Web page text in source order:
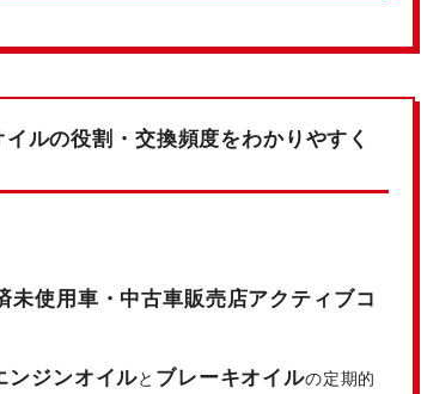
ルの役割・交換頻度をわかりやすく
未使用車・中古車販売店アクティブコ
ンジンオイルと ブレーキオイルの定期的